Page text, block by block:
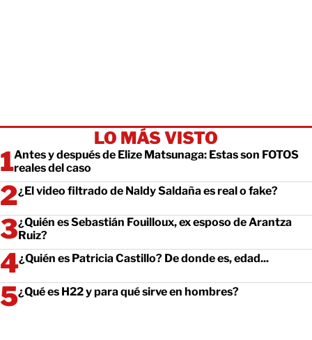
LO MÁS VISTO
Antes y después de Elize Matsunaga: Estas son FOTOS
reales del caso
¿El video filtrado de Naldy Saldaña es real o fake?
¿Quién es Sebastián Fouilloux, ex esposo de Arantza
Ruiz?
¿Quién es Patricia Castillo? De donde es, edad...
¿Qué es H22 y para qué sirve en hombres?